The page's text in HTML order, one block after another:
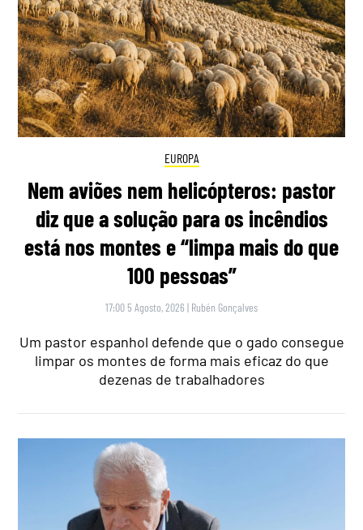
EUROPA
Nem aviões nem helicópteros: pastor
diz que a solução para os incêndios
está nos montes e “limpa mais do que
100 pessoas”
17:00 5 Agosto, 2026 | Rubén Gonçalves
Um pastor espanhol defende que o gado consegue
limpar os montes de forma mais eficaz do que
dezenas de trabalhadores